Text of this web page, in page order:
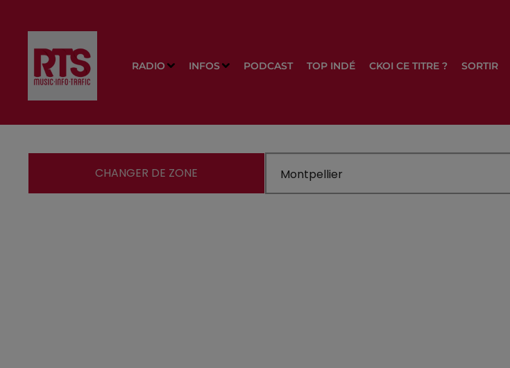
RADIO INFOS PODCAST TOP INDÉ CKOI CE TITRE ? SORTIR
CHANGER DE ZONE